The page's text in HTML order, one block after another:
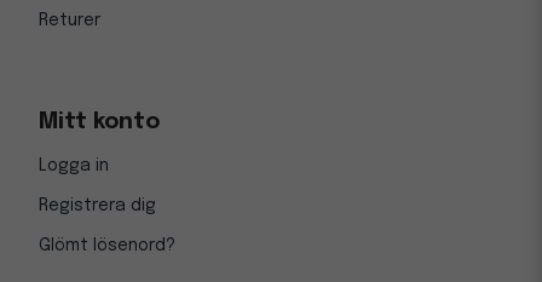
Returer
Mitt konto
Logga in
Registrera dig
Glömt lösenord?